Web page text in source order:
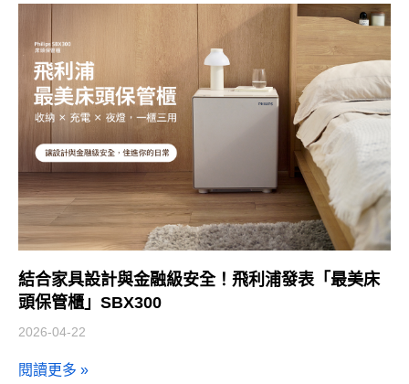
結合家具設計與金融級安全！飛利浦發表「最美床
頭保管櫃」SBX300
2026-04-22
閱讀更多 »